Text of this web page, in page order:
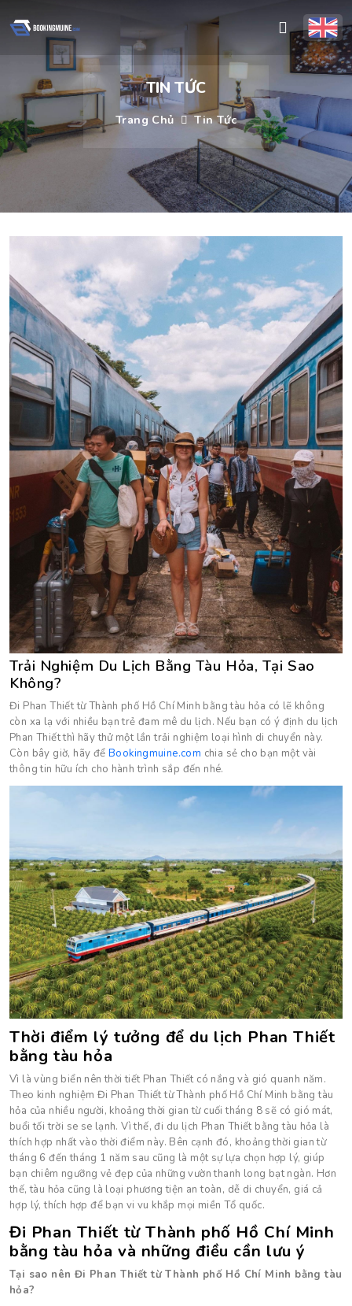
TIN TỨC
Trang Chủ Tin Tức
Trải Nghiệm Du Lịch Bằng Tàu Hỏa, Tại Sao
Không?
Đi Phan Thiết từ Thành phố Hồ Chí Minh bằng tàu hỏa có lẽ không
còn xa lạ với nhiều bạn trẻ đam mê du lịch. Nếu bạn có ý định du lịch
Phan Thiết thì hãy thử một lần trải nghiệm loại hình di chuyển này.
Còn bây giờ, hãy để Bookingmuine.com chia sẻ cho bạn một vài
thông tin hữu ích cho hành trình sắp đến nhé.
Thời điểm lý tưởng để du lịch Phan Thiết
bằng tàu hỏa
Vì là vùng biển nên thời tiết Phan Thiết có nắng và gió quanh năm.
Theo kinh nghiệm Đi Phan Thiết từ Thành phố Hồ Chí Minh bằng tàu
hỏa của nhiều người, khoảng thời gian từ cuối tháng 8 sẽ có gió mát,
buổi tối trời se se lạnh. Vì thế, đi du lịch Phan Thiết bằng tàu hỏa là
thích hợp nhất vào thời điểm này. Bên cạnh đó, khoảng thời gian từ
tháng 6 đến tháng 1 năm sau cũng là một sự lựa chọn hợp lý, giúp
bạn chiêm ngưỡng vẻ đẹp của những vườn thanh long bạt ngàn. Hơn
thế, tàu hỏa cũng là loại phương tiện an toàn, dễ di chuyển, giá cả
hợp lý, thích hợp để bạn vi vu khắp mọi miền Tổ quốc.
Đi Phan Thiết từ Thành phố Hồ Chí Minh
bằng tàu hỏa và những điều cần lưu ý
Tại sao nên Đi Phan Thiết từ Thành phố Hồ Chí Minh bằng tàu
hỏa?